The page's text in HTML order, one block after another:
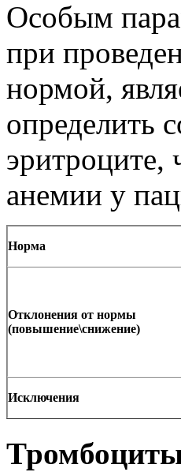
Особым
при
нормой,
определить
эритроците,
анемии у
Норма
Отклонения от нормы
(повышение\снижение)
Исключения